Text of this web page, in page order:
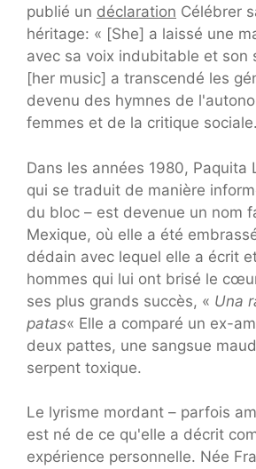
publié un déclaration Célébrer
héritage: « [She] a laissé une
avec sa voix indubitable et son
[her music] a transcendé les
devenu des hymnes de
femmes et de la critique
Dans les années 1980, Paquita
qui se traduit de manière
du bloc – est devenue un nom
Mexique, où elle a été
dédain avec lequel elle a écrit
hommes qui lui ont brisé le
ses plus grands succès, « Una
patas« Elle a comparé un ex-
deux pattes, une sangsue
serpent toxique.
Le lyrisme mordant – parfois
est né de ce qu'elle a décrit
expérience personnelle. Née